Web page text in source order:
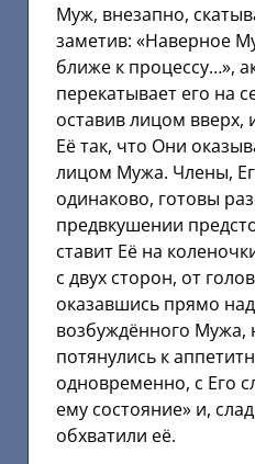
Муж, внезапно,
заметив: «Наверное
ближе к процессу…»,
перекатывает его на
оставив лицом вверх,
Её так, что Они
лицом Мужа. Члены,
одинаково, готовы
предвкушении
ставит Её на
с двух сторон, от
оказавшись прямо
возбуждённого Мужа,
потянулись к
одновременно, с Его
ему состояние» и,
обхватили её.